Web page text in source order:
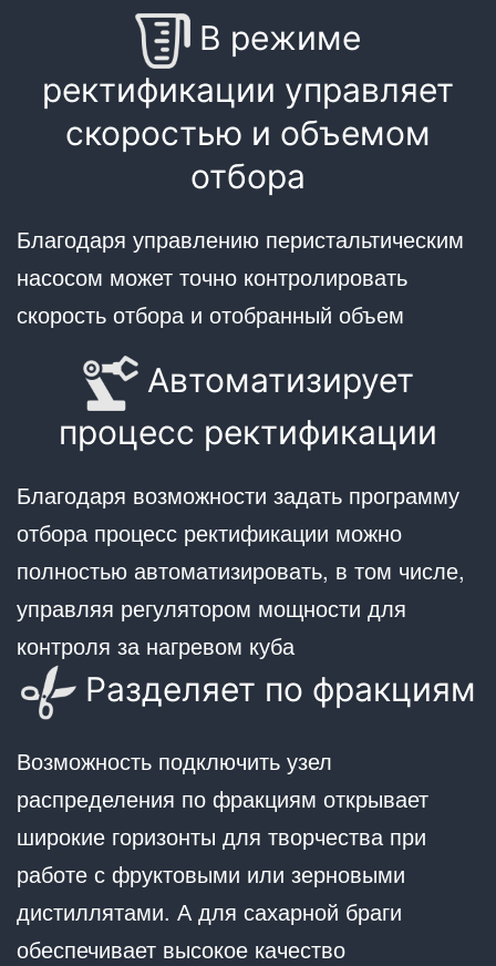
В режиме
ректификации управляет
скоростью и объемом
отбора
Благодаря управлению перистальтическим
насосом может точно контролировать
скорость отбора и отобранный объем
Автоматизирует
процесс ректификации
Благодаря возможности задать программу
отбора процесс ректификации можно
полностью автоматизировать, в том числе,
управляя регулятором мощности для
контроля за нагревом куба
Разделяет по фракциям
Возможность подключить узел
распределения по фракциям открывает
широкие горизонты для творчества при
работе с фруктовыми или зерновыми
дистиллятами. А для сахарной браги
обеспечивает высокое качество